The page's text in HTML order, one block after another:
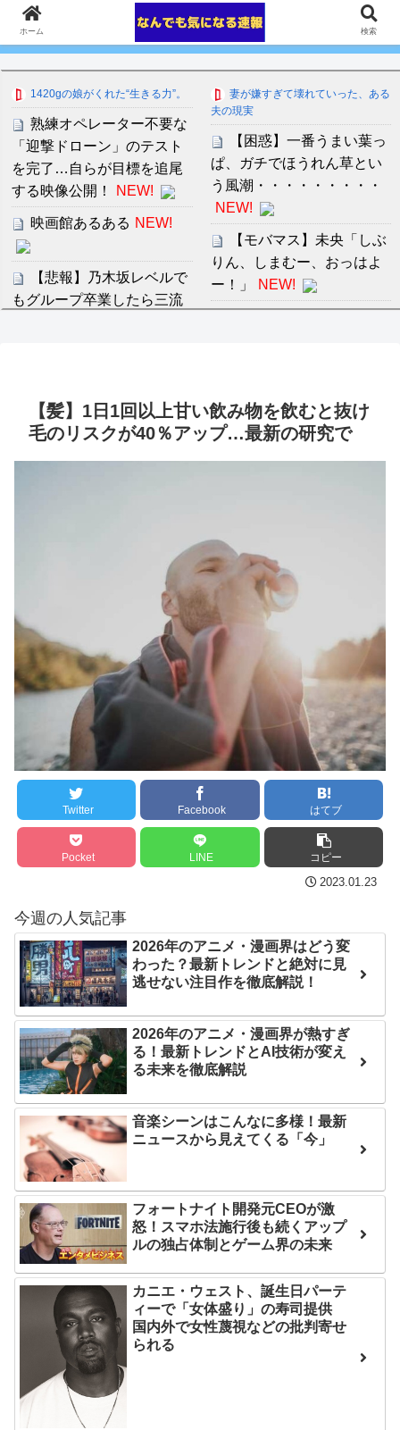
1420gの娘がくれた“生きる力”。
熟練オペレーター不要な
「迎撃ドローン」のテスト
を完了…自らが目標を追尾
する映像公開！
NEW!
映画館あるある NEW!
【悲報】乃木坂レベルで
もグループ卒業したら三流
タンナイト 第43話 ………父
を唆し、妹を誑かし、偽り
の王の野望の為に………
NEW!
クレバテスⅡ-魔獣の王と
偽りの勇者伝承- 第4話 感
想：敵を探すよりトアの書
を餌に誘き出す作戦！
【画像】発達障害の子ど
もはこの絵の意味がすぐに
分からないらしい
日本が北朝鮮に辛勝し二
次予選3連勝も、海外ファン
は采配に辛辣「おそろしい
内容の後半」「今日の森保
はチキン」
七ツ森りり ご令嬢と召使
れた夫婦としての時間をひ
たすら愛し合う。
Powered by livedoor 相
互RSS
妻が嫌すぎて壊れていった、ある
夫の現実
【困惑】一番うまい葉っ
ぱ、ガチでほうれん草とい
う風潮・・・・・・・・・
NEW!
【モバマス】未央「しぶ
りん、しまむー、おっはよ
ー！」
NEW!
キング 直近3週間｜2026年
8/3まで
ン・フンミン先発落ちは
「監督の報復」
すまん熊本やがコンビニ
に食品も水もない
ディズニーが「大課金時
代」に突入！アトラクショ
ンパスがどれもこれも1500
円の課金チケに
海外「日本よ、お前がナ
ンバーワンだ」 熊本地震直
後の日本の対応のスピード
に世界が衝撃
【第7話予告】水10ドラ
マ『ラムネモンキー』 トレ
ンディなクリスマスイヴ
36歳の彼女と結婚したい
のに、家族が猛反対。家族
から信じられない言葉が飛
「本気で潰しにきてる」
滝沢秀明の新オーディショ
ァン衝撃
Powered by livedoor 相
【髪】1日1回以上甘い飲み物を飲むと抜け
毛のリスクが40％アップ…最新の研究で
Twitter Facebook はてブ
Pocket LINE コピー
2023.01.23
今週の人気記事
2026年のアニメ・漫画界はどう変
わった？最新トレンドと絶対に見
逃せない注目作を徹底解説！
2026年のアニメ・漫画界が熱すぎ
る！最新トレンドとAI技術が変え
る未来を徹底解説
音楽シーンはこんなに多様！最新
ニュースから見えてくる「今」
フォートナイト開発元CEOが激
怒！スマホ法施行後も続くアップ
ルの独占体制とゲーム界の未来
カニエ・ウェスト、誕生日パーテ
ィーで「女体盛り」の寿司提供
国内外で女性蔑視などの批判寄せ
られる
ホーム 検索